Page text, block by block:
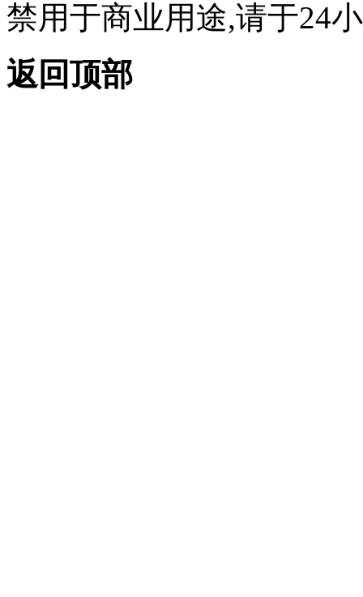
禁用于商业用途,请于24
返回顶部